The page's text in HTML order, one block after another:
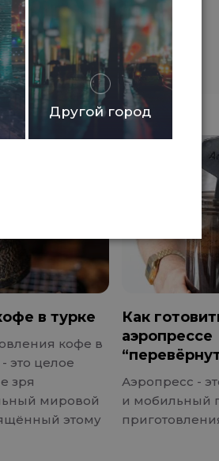
в турке
кофе в
это целое
зря
мировой
этому
Как
аэропрессе
Аэропресс -
и мобильный
Другой город